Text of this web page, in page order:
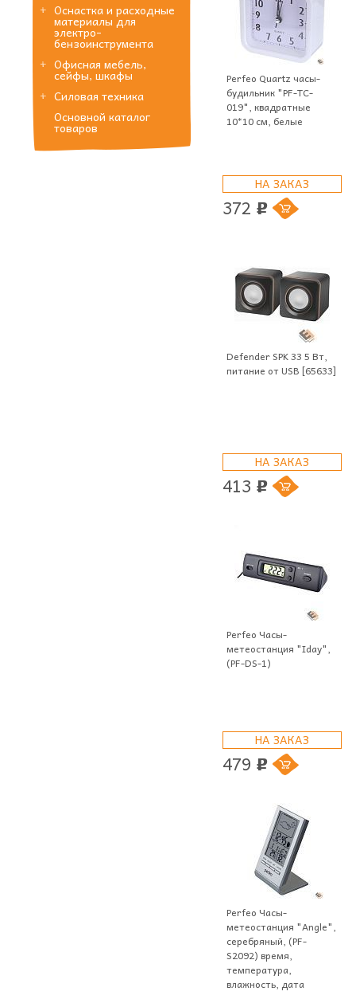
Оснастка и расходные
материалы для
электро-
бензоинструмента
Офисная мебель,
сейфы, шкафы
Силовая техника
Основной каталог
товаров
Perfeo Quartz часы-
будильник "PF-TC-
019", квадратные
10*10 см, белые
НА ЗАКАЗ
372 p
Defender SPK 33 5 Вт,
питание от USB [65633]
НА ЗАКАЗ
413 p
Perfeo Часы-
метеостанция "Iday",
(PF-DS-1)
НА ЗАКАЗ
479 p
Perfeo Часы-
метеостанция "Angle",
серебряный, (PF-
S2092) время,
температура,
влажность, дата